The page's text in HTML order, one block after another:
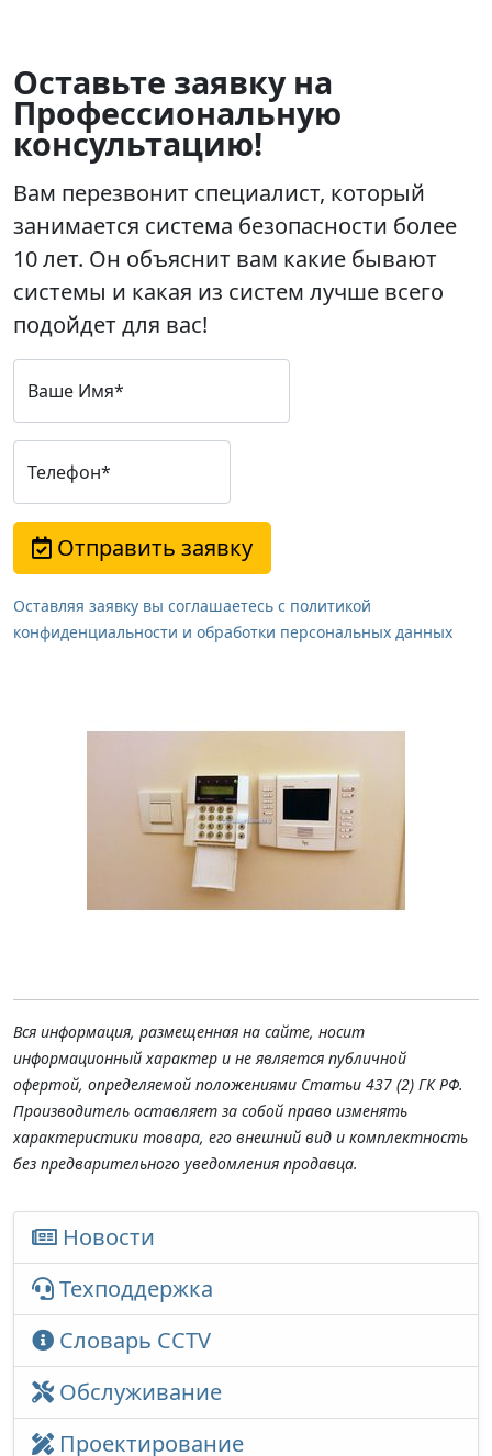
Оставьте заявку на
Профессиональную
консультацию!
Вам перезвонит специалист, который
занимается система безопасности более
10 лет. Он объяснит вам какие бывают
системы и какая из систем лучше всего
подойдет для вас!
Ваше Имя*
Телефон*
Отправить заявку
Оставляя заявку вы соглашаетесь с политикой
конфиденциальности и обработки персональных данных
Вся информация, размещенная на сайте, носит
информационный характер и не является публичной
офертой, определяемой положениями Статьи 437 (2) ГК РФ.
Производитель оставляет за собой право изменять
характеристики товара, его внешний вид и комплектность
без предварительного уведомления продавца.
Новости
Техподдержка
Словарь CCTV
Обслуживание
Проектирование